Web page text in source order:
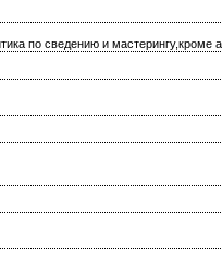
по сведению и мастерингу,кроме